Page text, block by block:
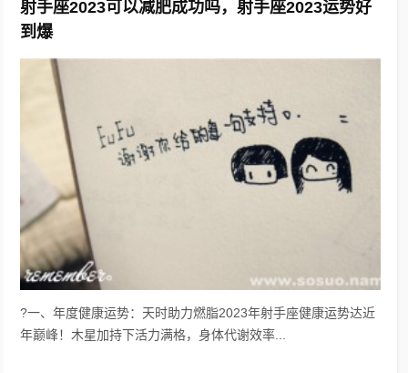
射手座2023可以减肥成功吗，射手座2023运势好
到爆
?一、年度健康运势：天时助力燃脂2023年射手座健康运势达近
年巅峰！木星加持下活力满格，身体代谢效率...